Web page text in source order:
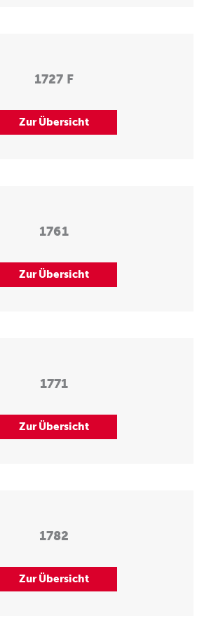
1727 F
Zur Übersicht
1761
Zur Übersicht
1771
Zur Übersicht
1782
Zur Übersicht